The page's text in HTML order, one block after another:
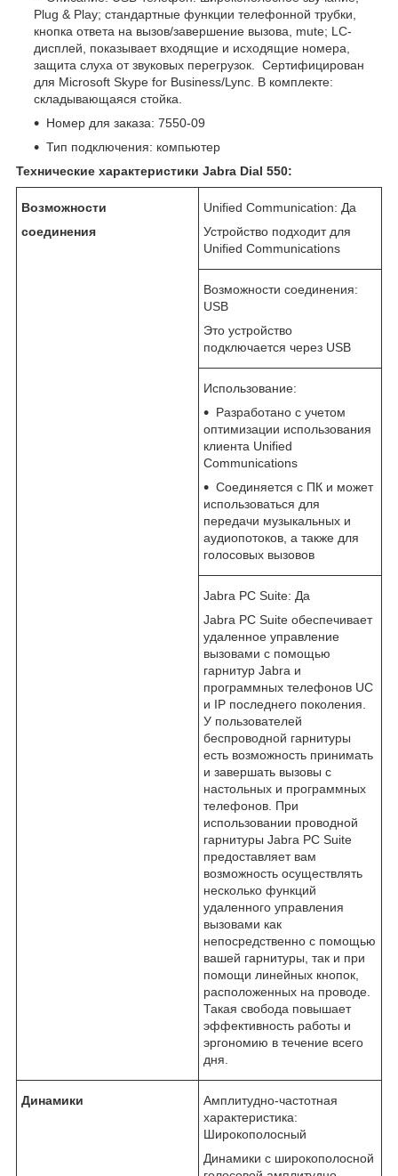
Plug & Play; стандартные функции телефонной трубки,
кнопка ответа на вызов/завершение вызова, mute; LC-
дисплей, показывает входящие и исходящие номера,
защита слуха от звуковых перегрузок. Сертифицирован
для Microsoft Skype for Business/Lync. В комплекте:
складывающаяся стойка.
Номер для заказа: 7550-09
Тип подключения: компьютер
Технические характеристики Jabra Dial 550:
Возможности
соединения
Unified Communication: Да
Устройство подходит для
Unified Communications
Возможности соединения:
USB
Это устройство
подключается через USB
Использование:
Разработано с учетом
оптимизации использования
клиента Unified
Communications
Соединяется с ПК и может
использоваться для
передачи музыкальных и
аудиопотоков, а также для
голосовых вызовов
Jabra PC Suite: Да
Jabra PC Suite обеспечивает
удаленное управление
вызовами с помощью
гарнитур Jabra и
программных телефонов UC
и IP последнего поколения.
У пользователей
беспроводной гарнитуры
есть возможность принимать
и завершать вызовы с
настольных и программных
телефонов. При
использовании проводной
гарнитуры Jabra PC Suite
предоставляет вам
возможность осуществлять
несколько функций
удаленного управления
вызовами как
непосредственно с помощью
вашей гарнитуры, так и при
помощи линейных кнопок,
расположенных на проводе.
Такая свобода повышает
эффективность работы и
эргономию в течение всего
дня.
Динамики
Амплитудно-частотная
характеристика:
Широкополосный
Динамики с широкополосной